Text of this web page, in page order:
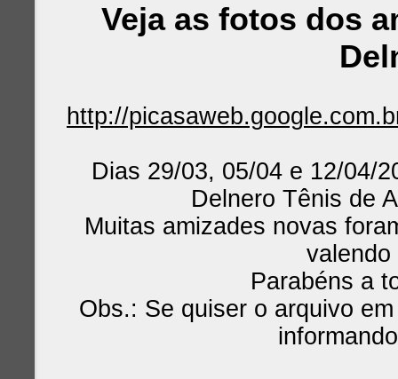
Veja as fotos dos
http://
Dias 29/03, 05/04 e 12/04/
Delnero Tênis de
Muitas amizades novas
valendo
Parabéns a
Obs.: Se quiser o arquivo